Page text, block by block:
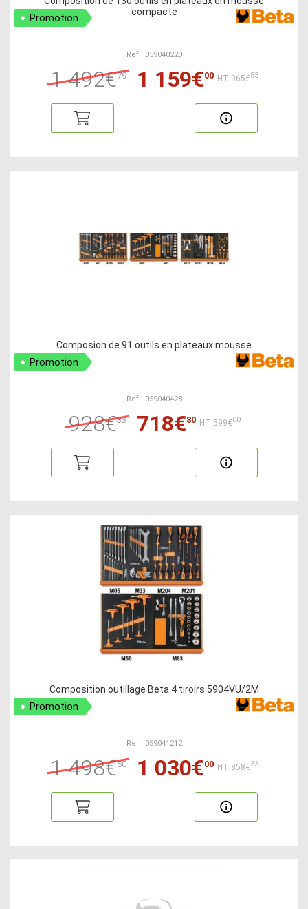
compacte
Promotion
Ref : 059040220
1 492€79 1 159€00 HT:965€83
Composion de 91 outils en plateaux mousse
Promotion
Ref : 059040428
928€33 718€80 HT:599€00
Composition outillage Beta 4 tiroirs 5904VU/2M
Promotion
Ref : 059041212
1 498€50 1 030€00 HT:858€33